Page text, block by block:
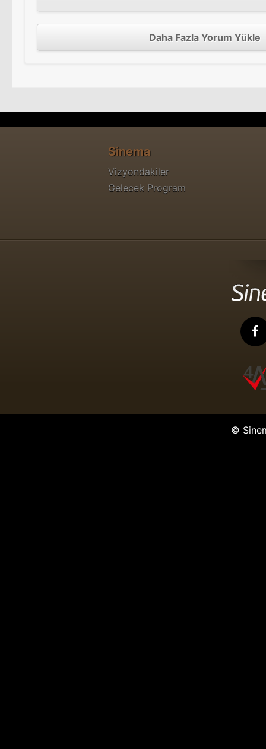
Daha Fazla Yorum Yükle
Sinema
Vizyondakiler
Gelecek Program
©